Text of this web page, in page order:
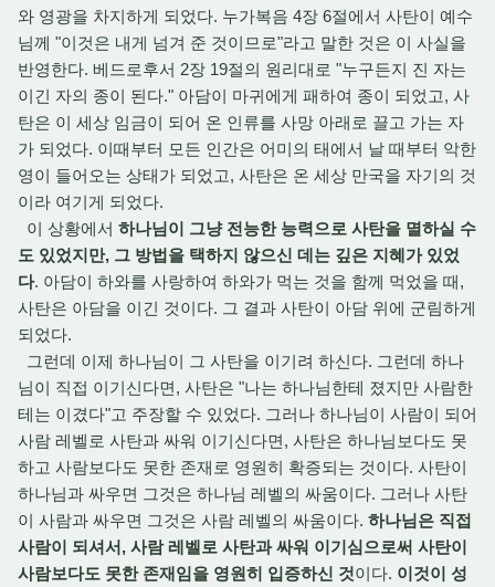
와 영광을 차지하게 되었다. 누가복음 4장 6절에서 사탄이 예수
님께 "이것은 내게 넘겨 준 것이므로"라고 말한 것은 이 사실을
반영한다. 베드로후서 2장 19절의 원리대로 "누구든지 진 자는
이긴 자의 종이 된다." 아담이 마귀에게 패하여 종이 되었고, 사
탄은 이 세상 임금이 되어 온 인류를 사망 아래로 끌고 가는 자
가 되었다. 이때부터 모든 인간은 어미의 태에서 날 때부터 악한
영이 들어오는 상태가 되었고, 사탄은 온 세상 만국을 자기의 것
이라 여기게 되었다.
이 상황에서 하나님이 그냥 전능한 능력으로 사탄을 멸하실 수
도 있었지만, 그 방법을 택하지 않으신 데는 깊은 지혜가 있었
다. 아담이 하와를 사랑하여 하와가 먹는 것을 함께 먹었을 때,
사탄은 아담을 이긴 것이다. 그 결과 사탄이 아담 위에 군림하게
되었다.
그런데 이제 하나님이 그 사탄을 이기려 하신다. 그런데 하나
님이 직접 이기신다면, 사탄은 "나는 하나님한테 졌지만 사람한
테는 이겼다"고 주장할 수 있었다. 그러나 하나님이 사람이 되어
사람 레벨로 사탄과 싸워 이기신다면, 사탄은 하나님보다도 못
하고 사람보다도 못한 존재로 영원히 확증되는 것이다. 사탄이
하나님과 싸우면 그것은 하나님 레벨의 싸움이다. 그러나 사탄
이 사람과 싸우면 그것은 사람 레벨의 싸움이다. 하나님은 직접
사람이 되셔서, 사람 레벨로 사탄과 싸워 이기심으로써 사탄이
사람보다도 못한 존재임을 영원히 입증하신 것이다. 이것이 성